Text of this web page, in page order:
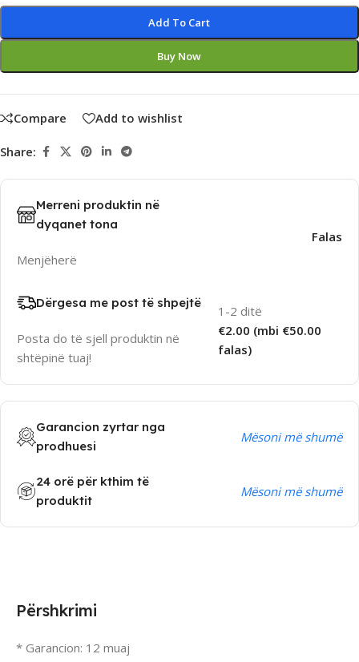
Add To Cart
Buy Now
Compare Add to wishlist
Share:
Merreni produktin në
dyqanet tona
Menjëherë
Falas
Dërgesa me post të shpejtë
Posta do të sjell produktin në
shtëpinë tuaj!
1-2 ditë
€2.00 (mbi €50.00
falas)
Garancion zyrtar nga
prodhuesi
Mësoni më shumë
24 orë për kthim të
produktit
Mësoni më shumë
Përshkrimi
* Garancion: 12 muaj